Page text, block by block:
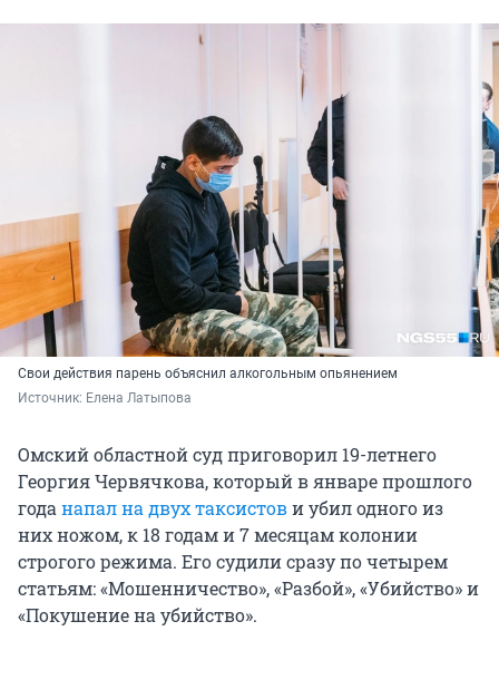
Свои действия парень объяснил алкогольным опьянением
Источник: Елена Латыпова
Омский областной суд приговорил 19-летнего
Георгия Червячкова, который в январе прошлого
годанапал на двух таксистови убил одного из
них ножом, к 18 годам и 7 месяцам колонии
строгого режима. Его судили сразу по четырем
статьям: «Мошенничество», «Разбой», «Убийство» и
«Покушение на убийство».